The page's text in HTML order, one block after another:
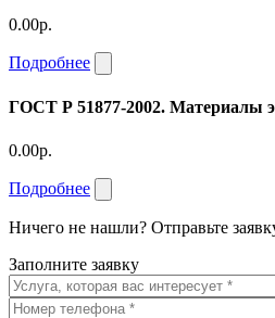
0.00р.
Подробнее
ГОСТ Р 51877-2002. Материалы
0.00р.
Подробнее
Ничего не нашли? Отправьте
Заполните заявку